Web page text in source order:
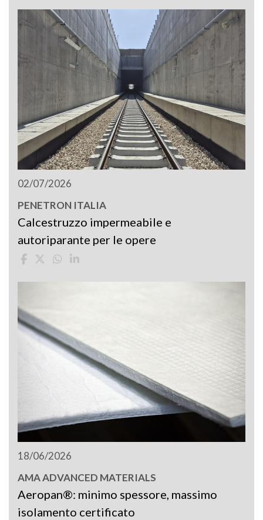
02/07/2026
PENETRON ITALIA
Calcestruzzo impermeabile e
autoriparante per le opere
18/06/2026
AMA ADVANCED MATERIALS
Aeropan®: minimo spessore, massimo
isolamento certificato